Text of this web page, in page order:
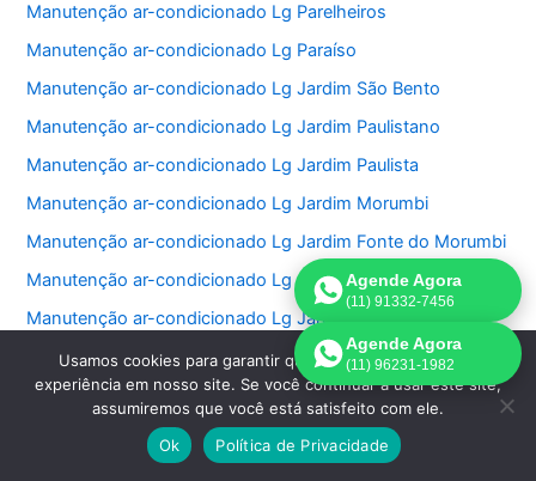
Manutenção ar-condicionado Lg Parelheiros
Manutenção ar-condicionado Lg Paraíso
Manutenção ar-condicionado Lg Jardim São Bento
Manutenção ar-condicionado Lg Jardim Paulistano
Manutenção ar-condicionado Lg Jardim Paulista
Manutenção ar-condicionado Lg Jardim Morumbi
Manutenção ar-condicionado Lg Jardim Fonte do Morumbi
Manutenção ar-condicionado Lg Jardim Europa
Manutenção ar-condicionado Lg Jardim das Perdizes
Manutenção ar-condicionado Lg Jardim das Acacias
Manutenção ar-condicionado Lg Jardim da Saúde
Manutenção ar-condicionado Lg Jardim Bonfiglioli
Agende Agora
(11) 91332-7456
Agende Agora
(11) 96231-1982
Usamos cookies para garantir que oferecemos a melhor
experiência em nosso site. Se você continuar a usar este site,
assumiremos que você está satisfeito com ele.
Ok
Política de Privacidade